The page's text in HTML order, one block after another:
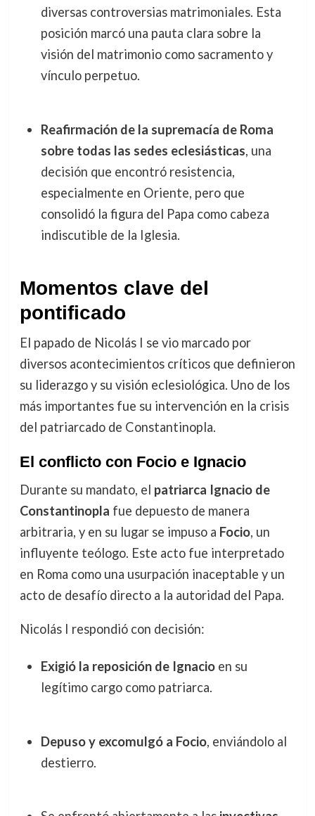
diversas controversias matrimoniales. Esta
posición marcó una pauta clara sobre la
visión del matrimonio como sacramento y
vínculo perpetuo.
Reafirmación de la supremacía de Roma
sobre todas las sedes eclesiásticas, una
decisión que encontró resistencia,
especialmente en Oriente, pero que
consolidó la figura del Papa como cabeza
indiscutible de la Iglesia.
Momentos clave del
pontificado
El papado de Nicolás I se vio marcado por
diversos acontecimientos críticos que definieron
su liderazgo y su visión eclesiológica. Uno de los
más importantes fue su intervención en la crisis
del patriarcado de Constantinopla.
El conflicto con Focio e Ignacio
Durante su mandato, el patriarca Ignacio de
Constantinopla fue depuesto de manera
arbitraria, y en su lugar se impuso a Focio, un
influyente teólogo. Este acto fue interpretado
en Roma como una usurpación inaceptable y un
acto de desafío directo a la autoridad del Papa.
Nicolás I respondió con decisión:
Exigió la reposición de Ignacioen su
legítimo cargo como patriarca.
Depuso y excomulgó a Focio, enviándolo al
destierro.